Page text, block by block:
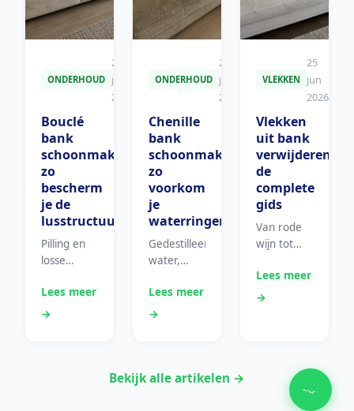
ONDERHOUD
25
jun
2026
Bouclé
bank
schoonmaken:
zo
bescherm
je de
lusstructuur
Pilling en
losse
voorkomen
bij bouclé
Lees meer
→
ONDERHOUD
25
jun
2026
Chenille
bank
schoonmaken:
zo
voorkom
je
waterringen
Gedestilleerd
water,
hele sectie
behandelen
Lees meer
→
VLEKKEN
25
jun
2026
Vlekken
uit bank
verwijderen:
de
complete
gids
Van rode
wijn tot
juiste
aanpak
Lees meer
→
Bekijk alle artikelen →